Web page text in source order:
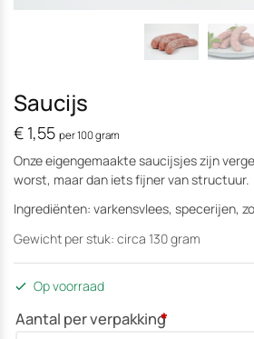
Saucijs
€ 1,55 per 100 gram
Onze eigengemaakte saucijsjes zijn
worst, maar dan iets fijner van structuur.
Ingrediënten: varkensvlees, specerijen,
Gewicht per stuk: circa 130 gram
Op voorraad
Aantal per verpakking
*